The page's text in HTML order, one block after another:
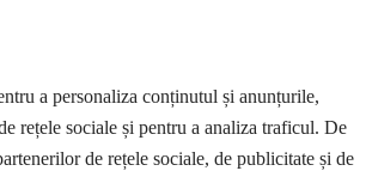
a personaliza conținutul și anunțurile,
rețele sociale și pentru a analiza traficul. De
de rețele sociale, de publicitate și de